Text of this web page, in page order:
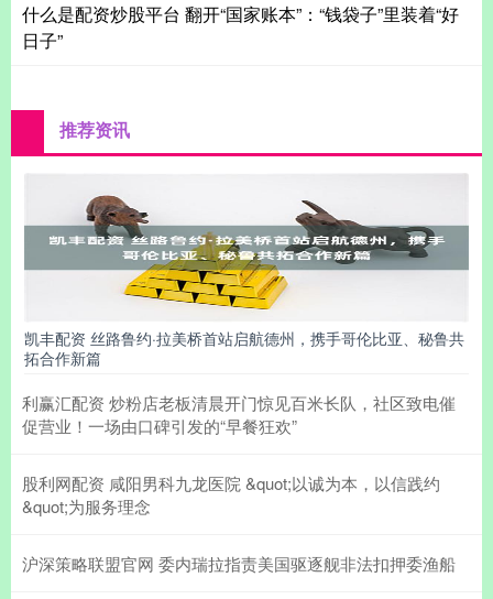
什么是配资炒股平台 翻开“国家账本”：“钱袋子”里装着“好
日子”
推荐资讯
凯丰配资 丝路鲁约·拉美桥首站启航德州，携手哥伦比亚、秘鲁共
拓合作新篇
利赢汇配资 炒粉店老板清晨开门惊见百米长队，社区致电催
促营业！一场由口碑引发的“早餐狂欢”
股利网配资 咸阳男科九龙医院 &quot;以诚为本，以信践约
&quot;为服务理念
沪深策略联盟官网 委内瑞拉指责美国驱逐舰非法扣押委渔船